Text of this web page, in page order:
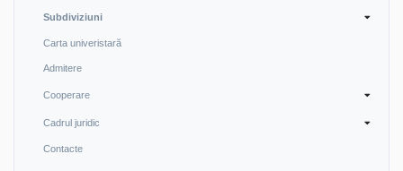
Subdiviziuni
Carta univeristară
Admitere
Cooperare
Cadrul juridic
Contacte